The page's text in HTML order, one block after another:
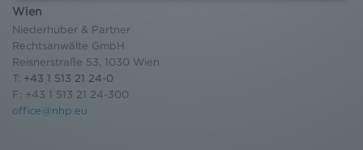
Wien
Niederhuber & Partner
Rechtsanwälte GmbH
Reisnerstraße 53, 1030 Wien
T: +43 1 513 21 24-0
F: +43 1 513 21 24-300
office@nhp.eu
Bildschirmrand ein Cookie-Icon wo Sie jederzeit Ihre
Einwilligung widerrufen und Widerspruch ausüben.
Weitere Infomationen finden Sie hier:
Datenschutzerklärung